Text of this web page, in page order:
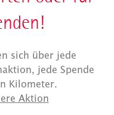
sich über jede
jede Spende
Kilometer.
Aktion